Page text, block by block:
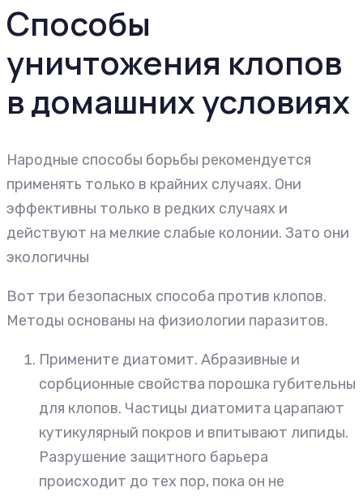
Способы
уничтожения клопов
в домашних условиях
Народные способы борьбы рекомендуется
применять только в крайних случаях. Они
эффективны только в редких случаях и
действуют на мелкие слабые колонии. Зато они
экологичны
Вот три безопасных способа против клопов.
Методы основаны на физиологии паразитов.
Примените диатомит. Абразивные и
сорбционные свойства порошка губительны
для клопов. Частицы диатомита царапают
кутикулярный покров и впитывают липиды.
Разрушение защитного барьера
происходит до тех пор, пока он не